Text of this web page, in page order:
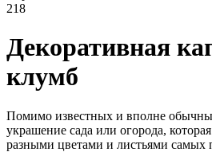
218
Декоративная
клумб
Помимо известных и вполне
украшение сада или огорода,
разными цветами и листьями самых